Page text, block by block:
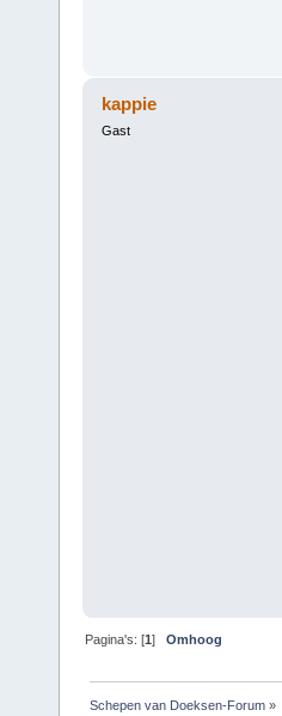
kappie
Gast
Pagina's: [1]Omhoog
Schepen van Doeksen-Forum »